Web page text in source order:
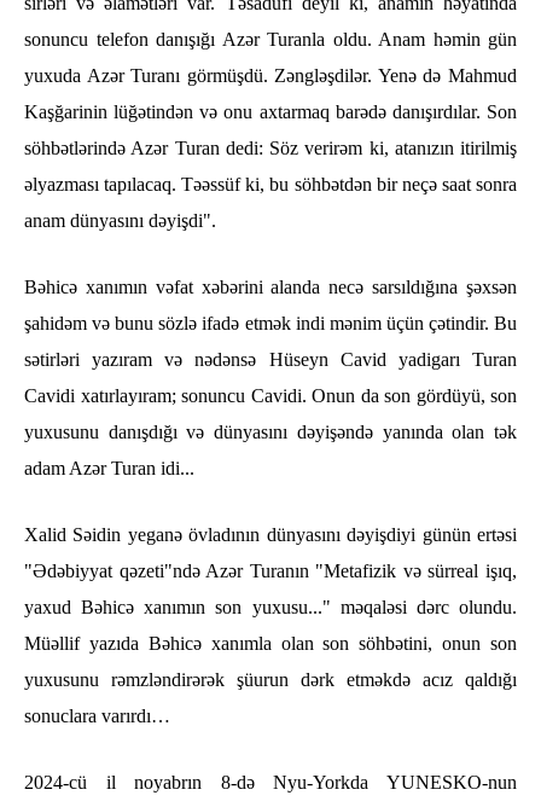
sonuncu telefon danışığı Azər Turanla oldu. Anam həmin gün
yuxuda Azər Turanı görmüşdü. Zəngləşdilər. Yenə də Mahmud
Kaşğarinin lüğətindən və onu axtarmaq barədə danışırdılar. Son
söhbətlərində Azər Turan dedi: Söz verirəm ki, atanızın itirilmiş
əlyazması tapılacaq. Təəssüf ki, bu söhbətdən bir neçə saat sonra
anam dünyasını dəyişdi".
Bəhicə xanımın vəfat xəbərini alanda necə sarsıldığına şəxsən
şahidəm və bunu sözlə ifadə etmək indi mənim üçün çətindir. Bu
sətirləri yazıram və nədənsə Hüseyn Cavid yadigarı Turan
Cavidi xatırlayıram; sonuncu Cavidi. Onun da son gördüyü, son
yuxusunu danışdığı və dünyasını dəyişəndə yanında olan tək
adam Azər Turan idi...
Xalid Səidin yeganə övladının dünyasını dəyişdiyi günün ertəsi
"Ədəbiyyat qəzeti"ndə Azər Turanın "Metafizik və sürreal işıq,
yaxud Bəhicə xanımın son yuxusu..." məqaləsi dərc olundu.
Müəllif yazıda Bəhicə xanımla olan son söhbətini, onun son
yuxusunu rəmzləndirərək şüurun dərk etməkdə acız qaldığı
sonuclara varırdı…
2024-cü il noyabrın 8-də Nyu-Yorkda YUNESKO-nun